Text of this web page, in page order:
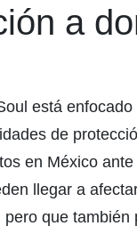
a
está
de
en México
llegar a
que también